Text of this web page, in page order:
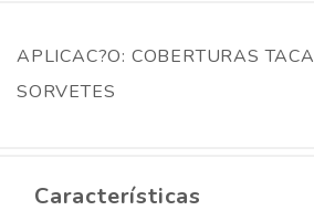
APLICAC?O: COBERTURAS
SORVETES
Características